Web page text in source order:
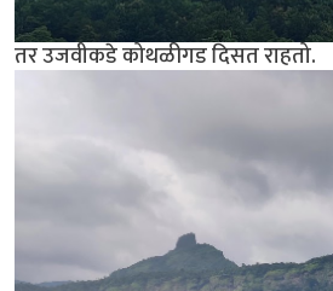
तर उजवीकडे कोथळीगड दिसत राहतो.